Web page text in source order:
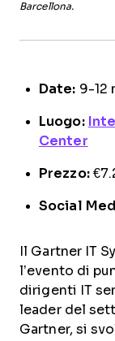
Barcellona.
Date: 9-12
Luogo:
Center
Prezzo:
Social
Il Gartner IT
l’evento di
dirigenti IT
leader del
Gartner, si